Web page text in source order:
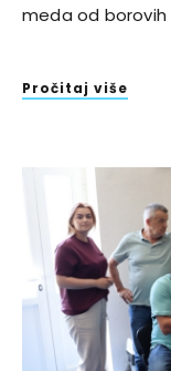
meda od borovih
Pročitaj više